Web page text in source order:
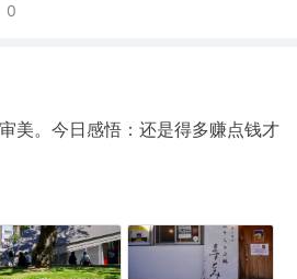
0
美。今日感悟：还是得多赚点钱才